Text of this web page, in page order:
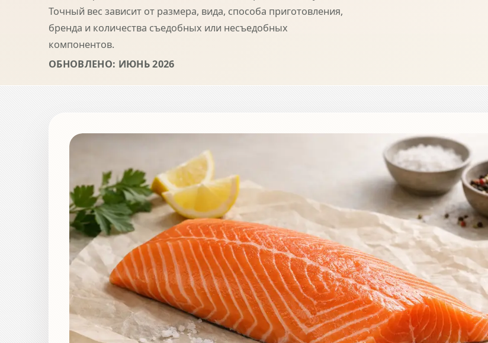
Точный вес зависит от размера, вида, способа приготовления,
бренда и количества съедобных или несъедобных
компонентов.
ОБНОВЛЕНО: ИЮНЬ 2026